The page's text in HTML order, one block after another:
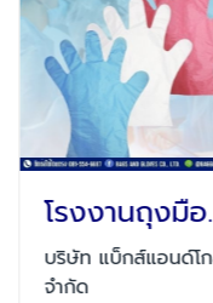
โรง
บริษัท แบ็กส์แอนด์โ
จำกัด